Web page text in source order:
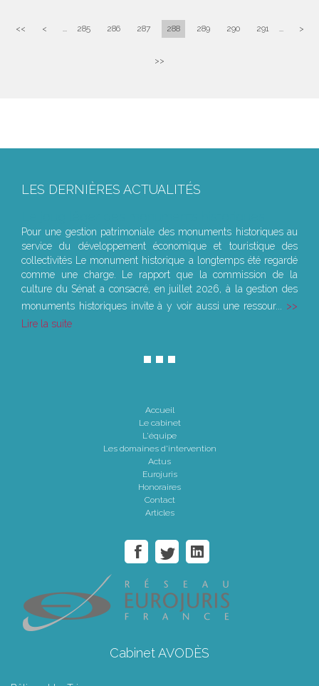
<< < ... 285 286 287 288 289 290 291 ... >
>>
LES DERNIÈRES ACTUALITÉS
Pour une gestion patrimoniale des monuments historiques au
service du développement économique et touristique des
collectivités Le monument historique a longtemps été regardé
comme une charge. Le rapport que la commission de la
culture du Sénat a consacré, en juillet 2026, à la gestion des
monuments historiques invite à y voir aussi une ressour...
Lire la suite
Accueil
Le cabinet
L'équipe
Les domaines d'intervention
Actus
Eurojuris
Honoraires
Contact
Articles
Cabinet AVODÈS